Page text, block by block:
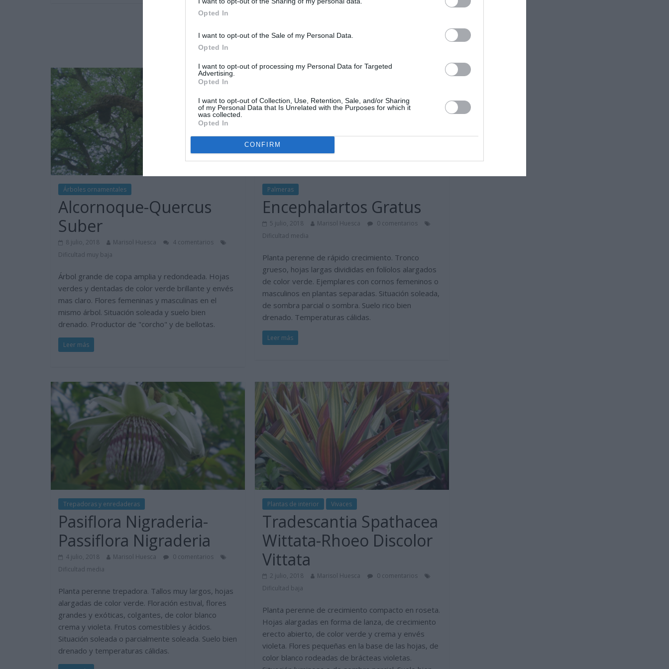
Opted In
I want to opt-out of the Sale of my Personal Data.
Opted In
I want to opt-out of processing my Personal Data for Targeted
Advertising.
Opted In
I want to opt-out of Collection, Use, Retention, Sale, and/or Sharing
of my Personal Data that Is Unrelated with the Purposes for which it
was collected.
Opted In
CONFIRM
Árboles ornamentales
Alcornoque-Quercus
Suber
8 julio, 2018 Marisol Huesca
4 comentarios
Dificultad muy baja
Árbol grande de copa amplia y redondeada. Hojas
verdes y dentadas de color verde brillante y envés
mas claro. Flores femeninas y masculinas en el
mismo árbol. Situación soleada y suelo bien
drenado. Productor de "corcho" y de bellotas.
Leer más
Palmeras
Encephalartos Gratus
5 julio, 2018 Marisol Huesca
0 comentarios
Dificultad media
Planta perenne de rápido crecimiento. Tronco
grueso, hojas largas divididas en folíolos alargados
de color verde. Ejemplares con cornos femeninos o
masculinos en plantas separadas. Situación soleada,
de sombra parcial o sombra. Suelo rico bien
drenado. Temperaturas cálidas.
Leer más
Trepadoras y enredaderas
Pasiflora Nigraderia-
Passiflora Nigraderia
4 julio, 2018 Marisol Huesca
0 comentarios
Dificultad media
Planta perenne trepadora. Tallos muy largos, hojas
alargadas de color verde. Floración estival, flores
grandes y exóticas, colgantes, de color blanco
crema y violeta. Frutos comestibles y ácidos.
Situación soleada o parcialmente soleada. Suelo bien
drenado y temperaturas cálidas.
Plantas de interior Vivaces
Tradescantia Spathacea
Wittata-Rhoeo Discolor
Vittata
2 julio, 2018 Marisol Huesca
0 comentarios
Dificultad baja
Planta perenne de crecimiento compacto en roseta.
Hojas alargadas en forma de lanza, de crecimiento
erecto abierto, de color verde y crema y envés
violeta. Flores pequeñas en la base de las hojas, de
color blanco rodeadas de brácteas violetas.